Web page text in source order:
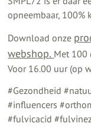
opneembaar, 100%
Download onze
webshop. Met 100
Voor 16.00 uur (op
#Gezondheid
#influencers
#fulvicacid